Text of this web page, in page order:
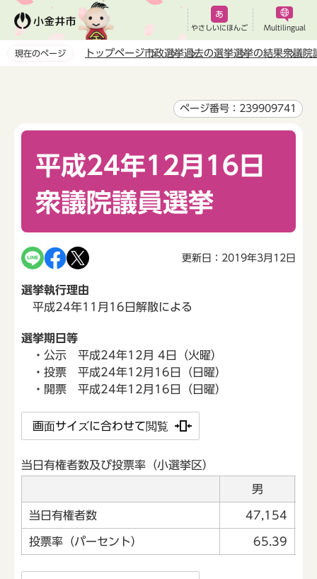
ペ
やさしいにほんご Multilingual
現在のページ トップページ市政選挙過去の選挙選挙の結果衆議院
ページ番号：239909741
平成24年12月16日
衆議院議員選挙
更新日：2019年3月12日
選挙執行理由
平成24年11月16日解散による
選挙期日等
・公示 平成24年12月 4日（火曜）
・投票 平成24年12月16日（日曜）
・開票 平成24年12月16日（日曜）
画面サイズに合わせて閲覧
当日有権者数及び投票率（小選挙区）
男
当日有権者数 47,154
投票率（パーセント） 65.39